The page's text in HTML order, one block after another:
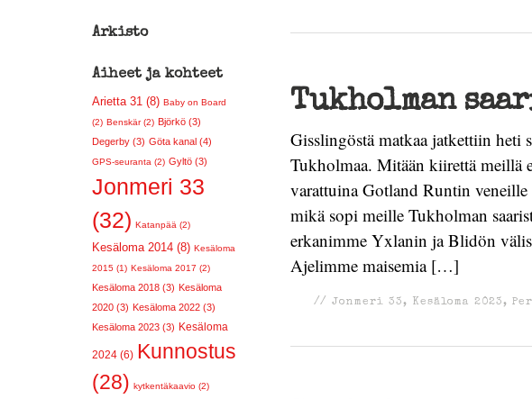
Tukholman
Gisslingöstä matkaa jatkettiin heti
Tukholmaa. Mitään kiirettä meillä
varattuina Gotland Runtin
mikä sopi meille Tukholman
erkanimme Yxlanin ja Blidön
Ajelimme maisemia […]
// Jonmeri 33, Kesäloma 2023,
Arkisto
Aiheet ja kohteet
Arietta 31 (8) Baby on Board
(2) Benskär (2) Björkö (3)
Degerby (3) Göta kanal (4)
GPS-seuranta (2) Gyltö (3)
Jonmeri 33
(32) Katanpää (2)
Kesäloma 2014 (8) Kesäloma
2015 (1) Kesäloma 2017 (2)
Kesäloma 2018 (3) Kesäloma
2020 (3) Kesäloma 2022 (3)
Kesäloma 2023 (3) Kesäloma
2024 (6) Kunnostus
(28) kytkentäkaavio (2)